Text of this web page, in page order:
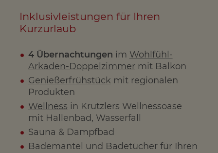
Inklusivleistungen für Ihren
Kurzurlaub
4 Übernachtungen im Wohlfühl-
Arkaden-Doppelzimmermit Balkon
Genießerfrühstückmit regionalen
Produkten
Wellness in Krutzlers Wellnessoase
mit Hallenbad, Wasserfall
Sauna & Dampfbad
Bademantel und Badetücher für Ihren